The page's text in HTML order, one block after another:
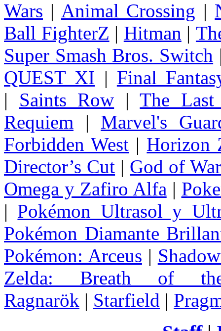
Wars | Animal Crossing |
Ball FighterZ | Hitman |
Super Smash Bros. Switch
QUEST XI | Final
| Saints Row |The
Requiem | Marvel's
Forbidden West | Horizon
Director’s Cut | God of
Omega y Zafiro Alfa |
| Pokémon Ultrasol y
Pokémon Diamante
Pokémon: Arceus |
Zelda: Breath of
Ragnarök | Starfield |